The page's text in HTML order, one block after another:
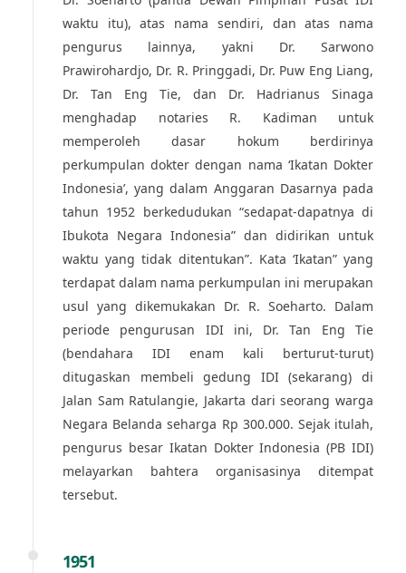
waktu itu), atas nama sendiri, dan atas nama
pengurus lainnya, yakni Dr. Sarwono
Prawirohardjo, Dr. R. Pringgadi, Dr. Puw Eng Liang,
Dr. Tan Eng Tie, dan Dr. Hadrianus Sinaga
menghadap notaries R. Kadiman untuk
memperoleh dasar hokum berdirinya
perkumpulan dokter dengan nama ‘Ikatan Dokter
Indonesia’, yang dalam Anggaran Dasarnya pada
tahun 1952 berkedudukan “sedapat-dapatnya di
Ibukota Negara Indonesia” dan didirikan untuk
waktu yang tidak ditentukan”. Kata ‘Ikatan” yang
terdapat dalam nama perkumpulan ini merupakan
usul yang dikemukakan Dr. R. Soeharto. Dalam
periode pengurusan IDI ini, Dr. Tan Eng Tie
(bendahara IDI enam kali berturut-turut)
ditugaskan membeli gedung IDI (sekarang) di
Jalan Sam Ratulangie, Jakarta dari seorang warga
Negara Belanda seharga Rp 300.000. Sejak itulah,
pengurus besar Ikatan Dokter Indonesia (PB IDI)
melayarkan bahtera organisasinya ditempat
tersebut.
1951